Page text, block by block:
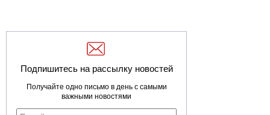
Подпишитесь на рассылку новостей
Получайте одно письмо в день с самыми
важными новостями